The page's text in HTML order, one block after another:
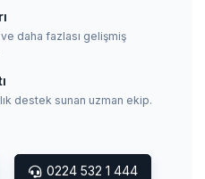
daha fazlası gelişmiş
destek sunan uzman ekip.
0224 532 1 444